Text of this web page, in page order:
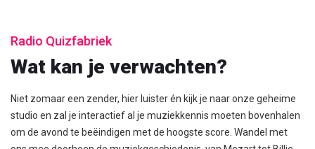
Radio Quizfabriek
Wat kan je verwachten?
Niet zomaar een zender, hier luister én kijk je naar onze geheime
studio en zal je interactief al je muziekkennis moeten bovenhalen
om de avond te beëindigen met de hoogste score. Wandel met